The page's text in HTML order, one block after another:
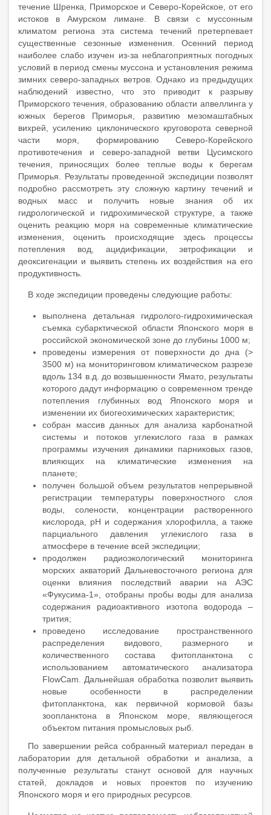
течение Шренка, Приморское и Северо-Корейское, от его
истоков в Амурском лимане. В связи с муссонным
климатом региона эта система течений претерпевает
существенные сезонные изменения. Осенний период
наиболее слабо изучен из-за неблагоприятных погодных
условий в период смены муссона и установления режима
зимних северо-западных ветров. Однако из предыдущих
наблюдений известно, что это приводит к разрыву
Приморского течения, образованию области апвеллинга у
южных берегов Приморья, развитию мезомаштабных
вихрей, усилению циклонического круговорота северной
части моря, формированию Северо-Корейского
противотечения и северо-западной ветви Цусимского
течения, приносящих более теплые воды к берегам
Приморья. Результаты проведенной экспедиции позволят
подробно рассмотреть эту сложную картину течений и
водных масс и получить новые знания об их
гидрологической и гидрохимической структуре, а также
оценить реакцию моря на современные климатические
изменения, оценить происходящие здесь процессы
потепления вод, ацидификации, эвтрофикации и
деоксигенации и выявить степень их воздействия на его
продуктивность.
В ходе экспедиции проведены следующие работы:
выполнена детальная гидролого-гидрохимическая
съемка субарктической области Японского моря в
российской экономической зоне до глубины 1000 м;
проведены измерения от поверхности до дна (>
3500 м) на мониторинговом климатическом разрезе
вдоль 134 в.д. до возвышенности Ямато, результаты
которого дадут информацию о современном тренде
потепления глубинных вод Японского моря и
изменении их биогеохимических характеристик;
собран массив данных для анализа карбонатной
системы и потоков углекислого газа в рамках
программы изучения динамики парниковых газов,
влияющих на климатические изменения на
планете;
получен большой объем результатов непрерывной
регистрации температуры поверхностного слоя
воды, солености, концентрации растворенного
кислорода, рН и содержания хлорофилла, а также
парциального давления углекислого газа в
атмосфере в течение всей экспедиции;
продолжен радиоэкологический мониторинга
морских акваторий Дальневосточного региона для
оценки влияния последствий аварии на АЭС
«Фукусима-1», отобраны пробы воды для анализа
содержания радиоактивного изотопа водорода –
трития;
проведено исследование пространственного
распределения видового, размерного и
количественного состава фитопланктона с
использованием автоматического анализатора
FlowCam. Дальнейшая обработка позволит выявить
новые особенности в распределении
фитопланктона, как первичной кормовой базы
зоопланктона в Японском море, являющегося
объектом питания промысловых рыб.
По завершении рейса собранный материал передан в
лаборатории для детальной обработки и анализа, а
полученные результаты станут основой для научных
статей, докладов и новых проектов по изучению
Японского моря и его природных ресурсов.